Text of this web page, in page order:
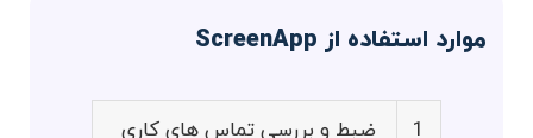
موارد استفاده از ScreenApp
1 ضبط و بررسی تماس های کاری